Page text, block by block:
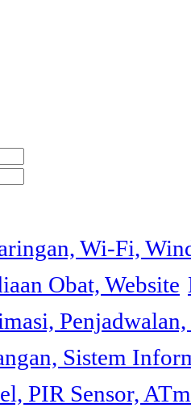
Wi-Fi,
Obat, Website
Sistem
PIR Sensor,